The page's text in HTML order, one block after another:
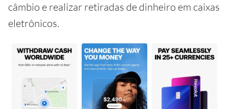
câmbio e realizar retiradas de dinheiro em caixas
eletrônicos.